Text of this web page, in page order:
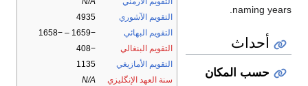
التقويم الآشوري
4935
التقويم البهائي
−1659 – −1658
التقويم البنغالي
−408
التقويم الأمازيغي
1135
سنة العهد الإنگليزي
N/A
naming years.
أحداث
حسب المكان